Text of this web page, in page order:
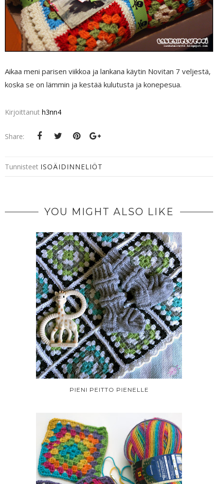
Aikaa meni parisen viikkoa ja lankana käytin Novitan 7 veljestä,
koska se on lämmin ja kestää kulutusta ja konepesua.
Kirjoittanut h3nn4
Share:
Tunnisteet ISOÄIDINNELIÖT
YOU MIGHT ALSO LIKE
PIENI PEITTO PIENELLE